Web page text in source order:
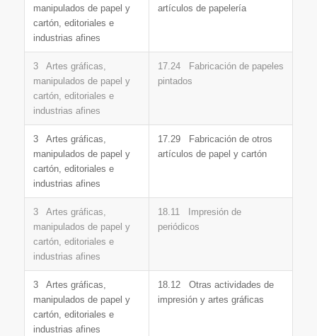
manipulados de papel y
cartón, editoriales e
industrias afines
artículos de papelería
3 Artes gráficas,
manipulados de papel y
cartón, editoriales e
industrias afines
17.24 Fabricación de papeles
pintados
3 Artes gráficas,
manipulados de papel y
cartón, editoriales e
industrias afines
17.29 Fabricación de otros
artículos de papel y cartón
3 Artes gráficas,
manipulados de papel y
cartón, editoriales e
industrias afines
18.11 Impresión de
periódicos
3 Artes gráficas,
manipulados de papel y
cartón, editoriales e
industrias afines
18.12 Otras actividades de
impresión y artes gráficas